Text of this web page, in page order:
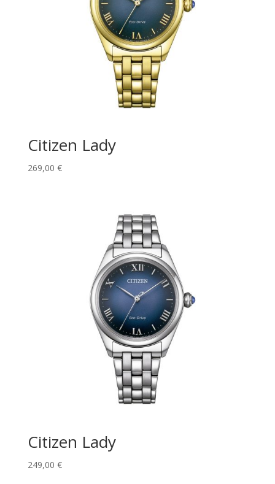
Citizen Lady
269,00 €
Citizen Lady
249,00 €